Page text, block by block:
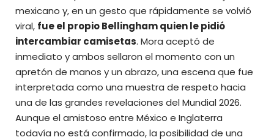
mexicano y, en un gesto que rápidamente se volvió
viral, fue el propio Bellingham quien le pidió
intercambiar camisetas. Mora aceptó de
inmediato y ambos sellaron el momento con un
apretón de manos y un abrazo, una escena que fue
interpretada como una muestra de respeto hacia
una de las grandes revelaciones del Mundial 2026.
Aunque el amistoso entre México e Inglaterra
todavía no está confirmado, la posibilidad de una